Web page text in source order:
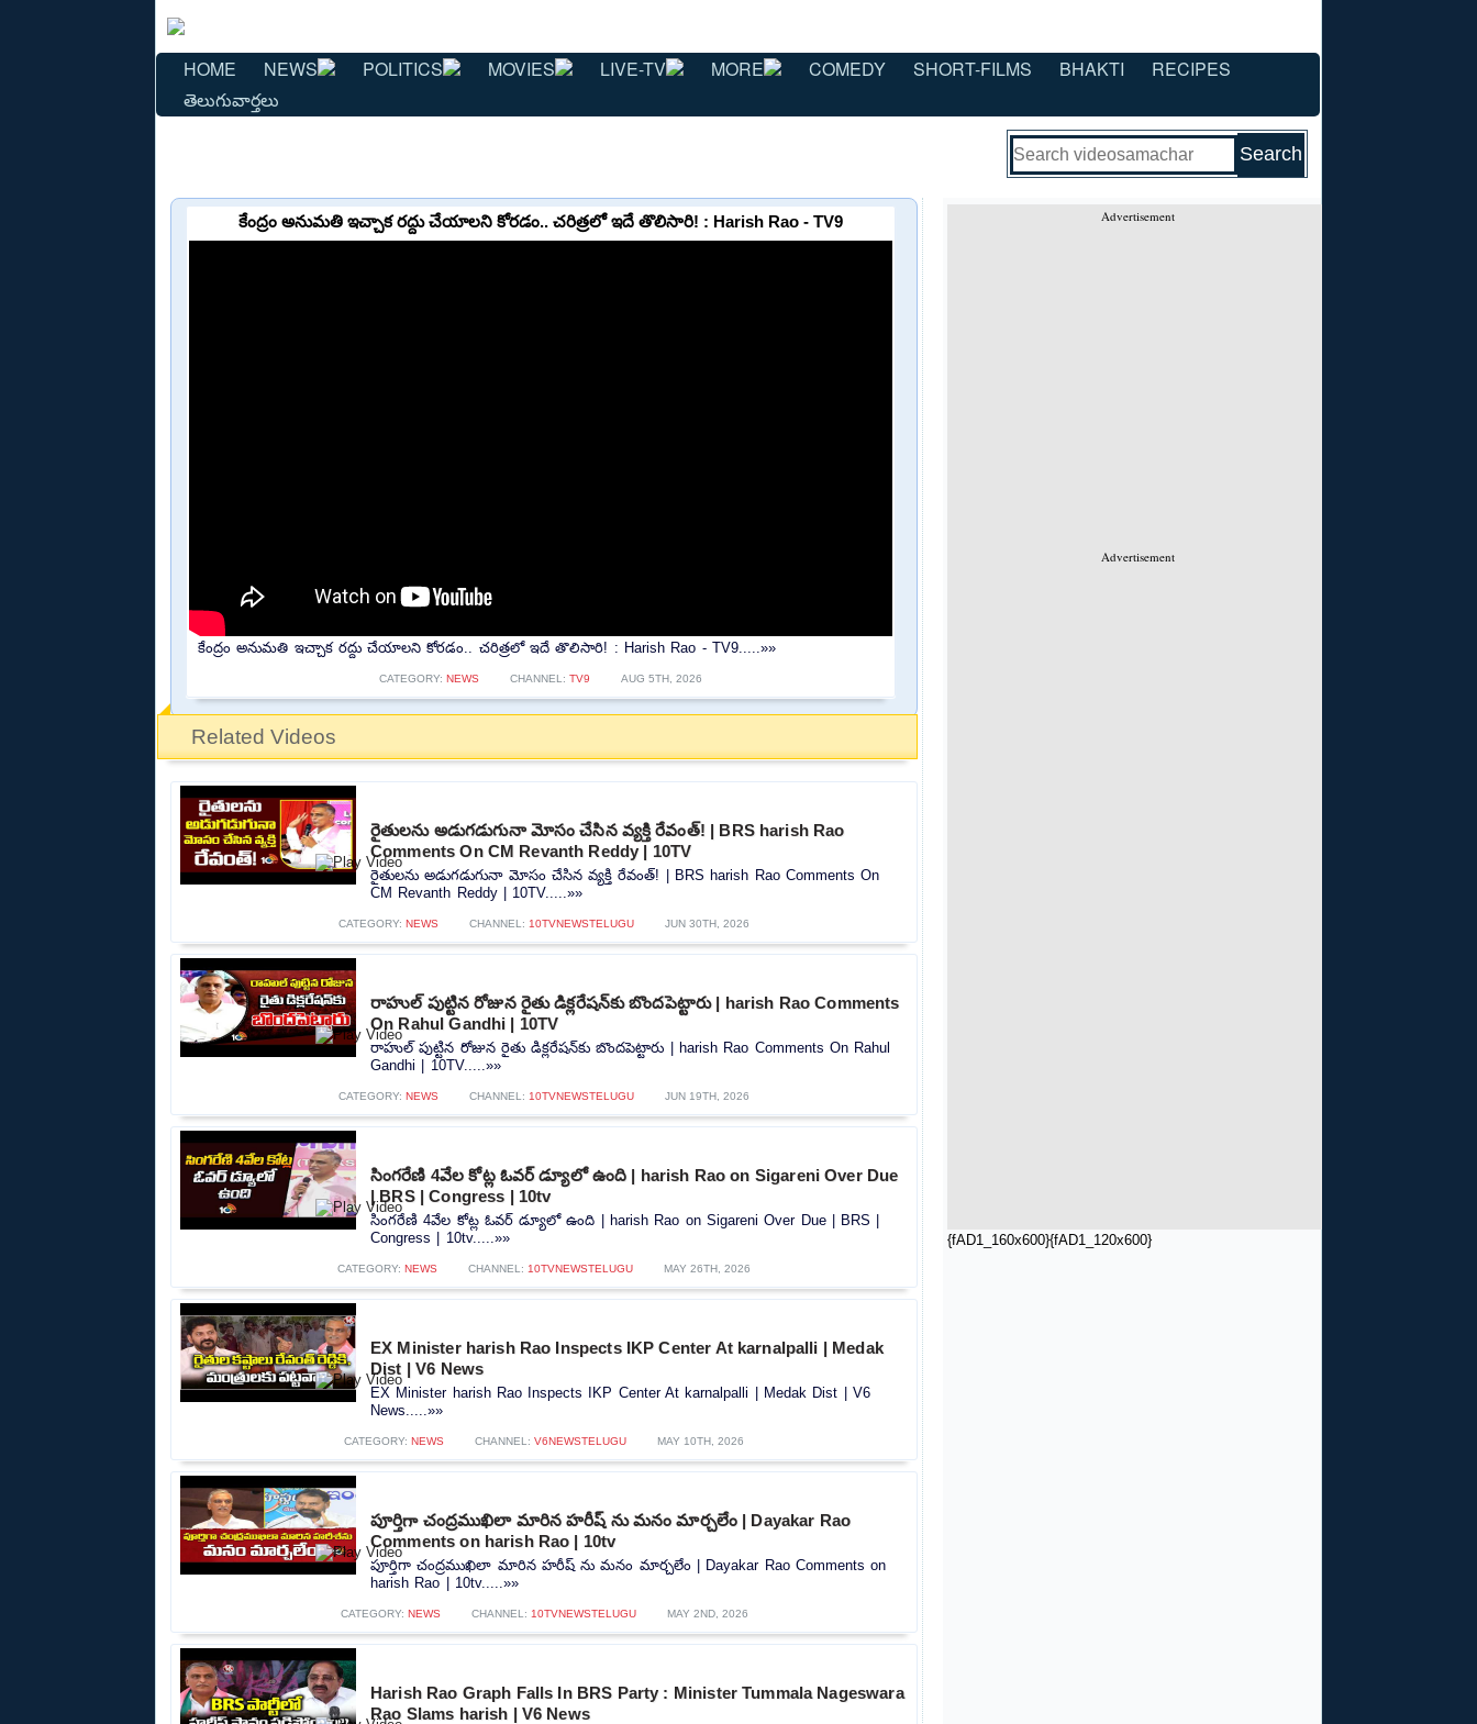
HOME NEWS POLITICS MOVIES LIVE-TV MORE COMEDY SHORT-FILMS BHAKTI
RECIPES
తెలుగువార్తలు
Advertisement
Advertisement
{fAD1_160x600}{fAD1_120x600}
కేంద్రం అనుమతి ఇచ్చాక రద్దు చేయాలని కోరడం.. చరిత్రలో ఇదే తొలిసారి! : Harish Rao - TV9
కేంద్రం అనుమతి ఇచ్చాక రద్దు చేయాలని కోరడం.. చరిత్రలో ఇదే తొలిసారి! : Harish Rao - TV9.....»»
CATEGORY: NEWS CHANNEL: TV9 AUG 5TH, 2026
Related Videos
రైతులను అడుగడుగునా మోసం చేసిన వ్యక్తి రేవంత్! | BRS harish Rao
Comments On CM Revanth Reddy | 10TV
రైతులను అడుగడుగునా మోసం చేసిన వ్యక్తి రేవంత్! | BRS harish Rao Comments On
CM Revanth Reddy | 10TV.....»»
CATEGORY: NEWS CHANNEL: 10TVNEWSTELUGU JUN 30TH, 2026
రాహుల్ పుట్టిన రోజున రైతు డిక్లరేషన్‌కు బొందపెట్టారు | harish Rao Comments
On Rahul Gandhi | 10TV
రాహుల్ పుట్టిన రోజున రైతు డిక్లరేషన్‌కు బొందపెట్టారు | harish Rao Comments On Rahul
Gandhi | 10TV.....»»
CATEGORY: NEWS CHANNEL: 10TVNEWSTELUGU JUN 19TH, 2026
సింగరేణి 4వేల కోట్ల ఓవర్ డ్యూలో ఉంది | harish Rao on Sigareni Over Due
| BRS | Congress | 10tv
సింగరేణి 4వేల కోట్ల ఓవర్ డ్యూలో ఉంది | harish Rao on Sigareni Over Due | BRS |
Congress | 10tv.....»»
CATEGORY: NEWS CHANNEL: 10TVNEWSTELUGU MAY 26TH, 2026
EX Minister harish Rao Inspects IKP Center At karnalpalli | Medak
Dist | V6 News
EX Minister harish Rao Inspects IKP Center At karnalpalli | Medak Dist | V6
News.....»»
CATEGORY: NEWS CHANNEL: V6NEWSTELUGU MAY 10TH, 2026
పూర్తిగా చంద్రముఖిలా మారిన హరీష్ ను మనం మార్చలేం | Dayakar Rao
Comments on harish Rao | 10tv
పూర్తిగా చంద్రముఖిలా మారిన హరీష్ ను మనం మార్చలేం | Dayakar Rao Comments on
harish Rao | 10tv.....»»
CATEGORY: NEWS CHANNEL: 10TVNEWSTELUGU MAY 2ND, 2026
Harish Rao Graph Falls In BRS Party : Minister Tummala Nageswara
Rao Slams harish | V6 News